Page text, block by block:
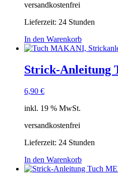
versandkostenfrei
Lieferzeit: 24 Stunden
In den Warenkorb
Strick-Anleitung
6,90 €
inkl. 19 % MwSt.
versandkostenfrei
Lieferzeit: 24 Stunden
In den Warenkorb